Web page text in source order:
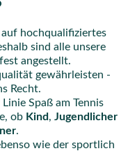
hochqualifiziertes
sind alle unsere
angestellt.
gewährleisten -
Recht.
Spaß am Tennis
ob Kind, Jugendlicher
.
wie der sportlich